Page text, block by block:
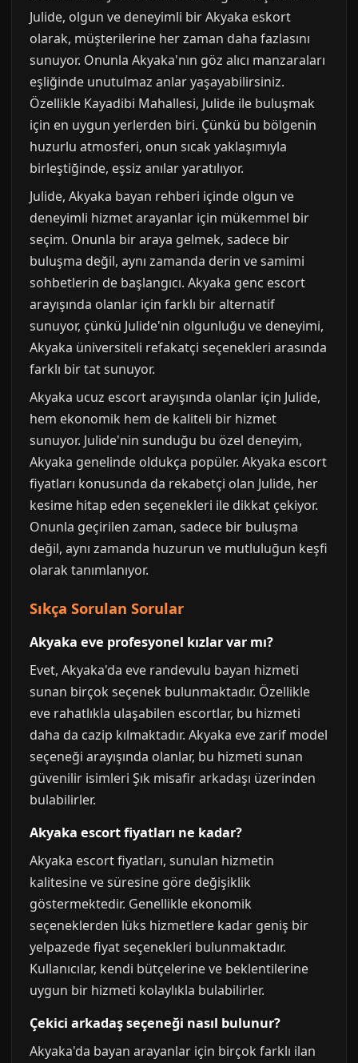
Julide, olgun ve deneyimli bir Akyaka eskort
olarak, müşterilerine her zaman daha fazlasını
sunuyor. Onunla Akyaka'nın göz alıcı manzaraları
eşliğinde unutulmaz anlar yaşayabilirsiniz.
Özellikle Kayadibi Mahallesi, Julide ile buluşmak
için en uygun yerlerden biri. Çünkü bu bölgenin
huzurlu atmosferi, onun sıcak yaklaşımıyla
birleştiğinde, eşsiz anılar yaratılıyor.
Julide, Akyaka bayan rehberi içinde olgun ve
deneyimli hizmet arayanlar için mükemmel bir
seçim. Onunla bir araya gelmek, sadece bir
buluşma değil, aynı zamanda derin ve samimi
sohbetlerin de başlangıcı. Akyaka genc escort
arayışında olanlar için farklı bir alternatif
sunuyor, çünkü Julide'nin olgunluğu ve deneyimi,
Akyaka üniversiteli refakatçi seçenekleri arasında
farklı bir tat sunuyor.
Akyaka ucuz escort arayışında olanlar için Julide,
hem ekonomik hem de kaliteli bir hizmet
sunuyor. Julide'nin sunduğu bu özel deneyim,
Akyaka genelinde oldukça popüler. Akyaka escort
fiyatları konusunda da rekabetçi olan Julide, her
kesime hitap eden seçenekleri ile dikkat çekiyor.
Onunla geçirilen zaman, sadece bir buluşma
değil, aynı zamanda huzurun ve mutluluğun keşfi
olarak tanımlanıyor.
Sıkça Sorulan Sorular
Akyaka eve profesyonel kızlar var mı?
Evet, Akyaka'da eve randevulu bayan hizmeti
sunan birçok seçenek bulunmaktadır. Özellikle
eve rahatlıkla ulaşabilen escortlar, bu hizmeti
daha da cazip kılmaktadır. Akyaka eve zarif model
seçeneği arayışında olanlar, bu hizmeti sunan
güvenilir isimleri Şık misafir arkadaşı üzerinden
bulabilirler.
Akyaka escort fiyatları ne kadar?
Akyaka escort fiyatları, sunulan hizmetin
kalitesine ve süresine göre değişiklik
göstermektedir. Genellikle ekonomik
seçeneklerden lüks hizmetlere kadar geniş bir
yelpazede fiyat seçenekleri bulunmaktadır.
Kullanıcılar, kendi bütçelerine ve beklentilerine
uygun bir hizmeti kolaylıkla bulabilirler.
Çekici arkadaş seçeneği nasıl bulunur?
Akyaka'da bayan arayanlar için birçok farklı ilan